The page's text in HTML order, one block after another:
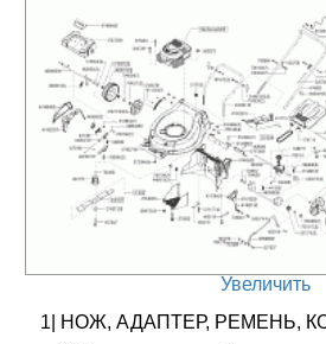
Увеличить
1| НОЖ, АДАПТЕР, РЕМЕНЬ,